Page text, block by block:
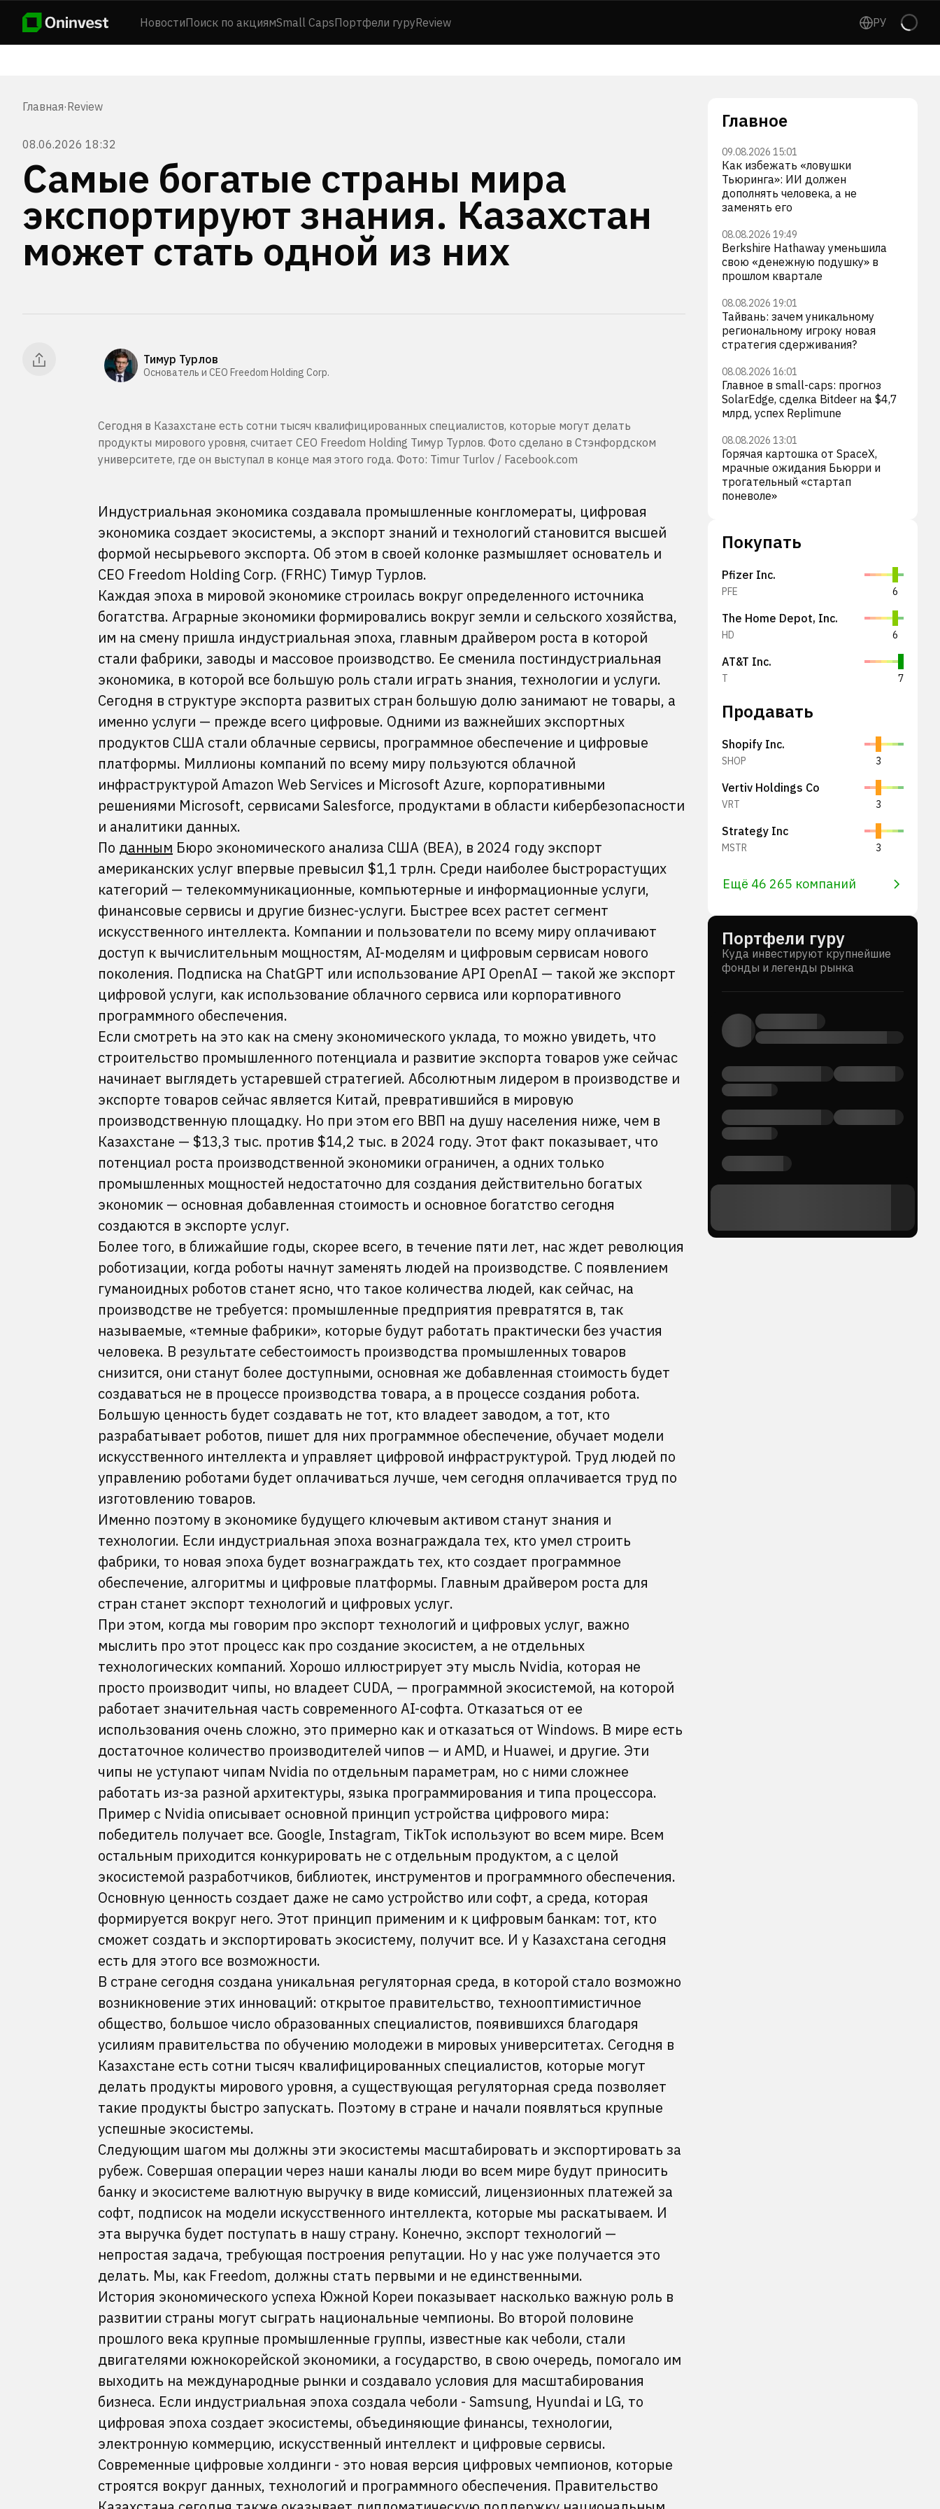
НовостиПоиск по акциямSmall CapsПортфели гуруReview РУ
Главная·Review
08.06.2026 18:32
Самые богатые страны мира
экспортируют знания. Казахстан
может стать одной из них
Тимур Турлов
Основатель и CEO Freedom Holding Corp.
Сегодня в Казахстане есть сотни тысяч квалифицированных специалистов, которые могут делать
продукты мирового уровня, считает CEO Freedom Holding Тимур Турлов. Фото сделано в Стэнфордском
университете, где он выступал в конце мая этого года. Фото: Timur Turlov / Facebook.com
Индустриальная экономика создавала промышленные конгломераты, цифровая
экономика создает экосистемы, а экспорт знаний и технологий становится высшей
формой несырьевого экспорта. Об этом в своей колонке размышляет основатель и
CEO Freedom Holding Corp. (FRHC) Тимур Турлов.
Каждая эпоха в мировой экономике строилась вокруг определенного источника
богатства. Аграрные экономики формировались вокруг земли и сельского хозяйства,
им на смену пришла индустриальная эпоха, главным драйвером роста в которой
стали фабрики, заводы и массовое производство. Ее сменила постиндустриальная
экономика, в которой все большую роль стали играть знания, технологии и услуги.
Сегодня в структуре экспорта развитых стран большую долю занимают не товары, а
именно услуги — прежде всего цифровые. Одними из важнейших экспортных
продуктов США стали облачные сервисы, программное обеспечение и цифровые
платформы. Миллионы компаний по всему миру пользуются облачной
инфраструктурой Amazon Web Services и Microsoft Azure, корпоративными
решениями Microsoft, сервисами Salesforce, продуктами в области кибербезопасности
и аналитики данных.
По данным Бюро экономического анализа США (BEA), в 2024 году экспорт
американских услуг впервые превысил $1,1 трлн. Среди наиболее быстрорастущих
категорий — телекоммуникационные, компьютерные и информационные услуги,
финансовые сервисы и другие бизнес-услуги. Быстрее всех растет сегмент
искусственного интеллекта. Компании и пользователи по всему миру оплачивают
доступ к вычислительным мощностям, AI-моделям и цифровым сервисам нового
поколения. Подписка на ChatGPT или использование API OpenAI — такой же экспорт
цифровой услуги, как использование облачного сервиса или корпоративного
программного обеспечения.
Если смотреть на это как на смену экономического уклада, то можно увидеть, что
строительство промышленного потенциала и развитие экспорта товаров уже сейчас
начинает выглядеть устаревшей стратегией. Абсолютным лидером в производстве и
экспорте товаров сейчас является Китай, превратившийся в мировую
производственную площадку. Но при этом его ВВП на душу населения ниже, чем в
Казахстане — $13,3 тыс. против $14,2 тыс. в 2024 году. Этот факт показывает, что
потенциал роста производственной экономики ограничен, а одних только
промышленных мощностей недостаточно для создания действительно богатых
экономик — основная добавленная стоимость и основное богатство сегодня
создаются в экспорте услуг.
Более того, в ближайшие годы, скорее всего, в течение пяти лет, нас ждет революция
роботизации, когда роботы начнут заменять людей на производстве. С появлением
гуманоидных роботов станет ясно, что такое количества людей, как сейчас, на
производстве не требуется: промышленные предприятия превратятся в, так
называемые, «темные фабрики», которые будут работать практически без участия
человека. В результате себестоимость производства промышленных товаров
снизится, они станут более доступными, основная же добавленная стоимость будет
создаваться не в процессе производства товара, а в процессе создания робота.
Большую ценность будет создавать не тот, кто владеет заводом, а тот, кто
разрабатывает роботов, пишет для них программное обеспечение, обучает модели
искусственного интеллекта и управляет цифровой инфраструктурой. Труд людей по
управлению роботами будет оплачиваться лучше, чем сегодня оплачивается труд по
изготовлению товаров.
Именно поэтому в экономике будущего ключевым активом станут знания и
технологии. Если индустриальная эпоха вознаграждала тех, кто умел строить
фабрики, то новая эпоха будет вознаграждать тех, кто создает программное
обеспечение, алгоритмы и цифровые платформы. Главным драйвером роста для
стран станет экспорт технологий и цифровых услуг.
При этом, когда мы говорим про экспорт технологий и цифровых услуг, важно
мыслить про этот процесс как про создание экосистем, а не отдельных
технологических компаний. Хорошо иллюстрирует эту мысль Nvidia, которая не
просто производит чипы, но владеет CUDA, — программной экосистемой, на которой
работает значительная часть современного AI-софта. Отказаться от ее
использования очень сложно, это примерно как и отказаться от Windows. В мире есть
достаточное количество производителей чипов — и AMD, и Huawei, и другие. Эти
чипы не уступают чипам Nvidia по отдельным параметрам, но с ними сложнее
работать из-за разной архитектуры, языка программирования и типа процессора.
Пример с Nvidia описывает основной принцип устройства цифрового мира:
победитель получает все. Google, Instagram, TikTok используют во всем мире. Всем
остальным приходится конкурировать не с отдельным продуктом, а с целой
экосистемой разработчиков, библиотек, инструментов и программного обеспечения.
Основную ценность создает даже не само устройство или софт, а среда, которая
формируется вокруг него. Этот принцип применим и к цифровым банкам: тот, кто
сможет создать и экспортировать экосистему, получит все. И у Казахстана сегодня
есть для этого все возможности.
В стране сегодня создана уникальная регуляторная среда, в которой стало возможно
возникновение этих инноваций: открытое правительство, технооптимистичное
общество, большое число образованных специалистов, появившихся благодаря
усилиям правительства по обучению молодежи в мировых университетах. Сегодня в
Казахстане есть сотни тысяч квалифицированных специалистов, которые могут
делать продукты мирового уровня, а существующая регуляторная среда позволяет
такие продукты быстро запускать. Поэтому в стране и начали появляться крупные
успешные экосистемы.
Следующим шагом мы должны эти экосистемы масштабировать и экспортировать за
рубеж. Совершая операции через наши каналы люди во всем мире будут приносить
банку и экосистеме валютную выручку в виде комиссий, лицензионных платежей за
софт, подписок на модели искусственного интеллекта, которые мы раскатываем. И
эта выручка будет поступать в нашу страну. Конечно, экспорт технологий —
непростая задача, требующая построения репутации. Но у нас уже получается это
делать. Мы, как Freedom, должны стать первыми и не единственными.
История экономического успеха Южной Кореи показывает насколько важную роль в
развитии страны могут сыграть национальные чемпионы. Во второй половине
прошлого века крупные промышленные группы, известные как чеболи, стали
двигателями южнокорейской экономики, а государство, в свою очередь, помогало им
выходить на международные рынки и создавало условия для масштабирования
бизнеса. Если индустриальная эпоха создала чеболи - Samsung, Hyundai и LG, то
цифровая эпоха создает экосистемы, объединяющие финансы, технологии,
электронную коммерцию, искусственный интеллект и цифровые сервисы.
Современные цифровые холдинги - это новая версия цифровых чемпионов, которые
строятся вокруг данных, технологий и программного обеспечения. Правительство
Главное
09.08.2026 15:01
Как избежать «ловушки
Тьюринга»: ИИ должен
дополнять человека, а не
заменять его
08.08.2026 19:49
Berkshire Hathaway уменьшила
свою «денежную подушку» в
прошлом квартале
08.08.2026 19:01
Тайвань: зачем уникальному
региональному игроку новая
стратегия сдерживания?
08.08.2026 16:01
Главное в small-caps: прогноз
SolarEdge, сделка Bitdeer на $4,7
млрд, успех Replimune
08.08.2026 13:01
Горячая картошка от SpaceX,
мрачные ожидания Бьюрри и
трогательный «стартап
поневоле»
Покупать
Pfizer Inc.
PFE 6
The Home Depot, Inc.
HD 6
AT&T Inc.
T 7
Продавать
Shopify Inc.
SHOP 3
Vertiv Holdings Co
VRT 3
Strategy Inc
MSTR 3
Ещё 46 265 компаний
Портфели гуру
Куда инвестируют крупнейшие
фонды и легенды рынка